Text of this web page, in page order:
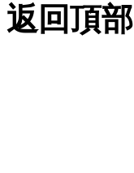
返回頂部